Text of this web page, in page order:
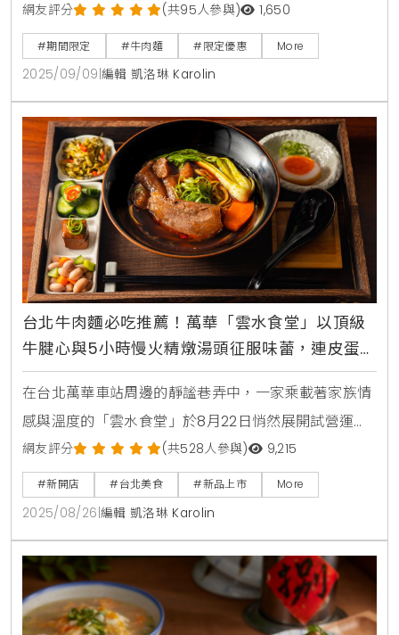
餐，那一碗熱騰騰的牛肉麵總能撫慰人心，近期品牌宣
布將於2025年9月8日起至9月13日止，推出連續6天的
「FUN價開心吃」限時優惠活動，讓消費者用最實惠的
價格，重溫記憶中的美味。經典雙主餐，限時下殺109
元這次的優惠活動主角，是三商巧福菜單中最受歡迎的
兩大明星商品「原汁牛肉麵」與「紅燒排骨飯」，原價
分別
網友評分 (共95人參與) 1,650
#期間限定 #牛肉麵 #限定優惠 More
2025/09/09 編輯 凱洛琳 Karolin
台北牛肉麵必吃推薦！萬華「雲水食堂」以頂級
牛腱心與5小時慢火精燉湯頭征服味蕾，連皮蛋與
糖心蛋都來自必比登嚴選供應商
在台北萬華車站周邊的靜謐巷弄中，一家乘載著家族情
感與溫度的「雲水食堂」於8月22日悄然展開試營運，
為這片美食林立的區域注入一股溫暖的新潮流。這裡不
只是一間餐廳，更是一個關於味道傳承的故事載體，第
3代孫女親手將記憶中阿公與父親的手藝，透過一碗碗
熱氣蒸騰的牛肉麵，分享給每一位到訪的顧客。三代傳
承的家傳滋味，一碗麵濃縮祖孫情「雲水食堂」的誕
生，源自於一份想將家族味道延續下去的單純信念。對
經營者而言，這碗
網友評分 (共528人參與) 9,215
#新開店 #台北美食 #新品上市 More
2025/08/26 編輯 凱洛琳 Karolin